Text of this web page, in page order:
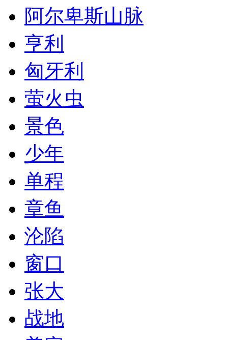
阿尔卑斯山脉
亨利
匈牙利
萤火虫
景色
少年
单程
章鱼
沦陷
窗口
张大
战地